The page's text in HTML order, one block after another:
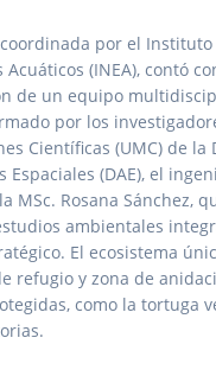
por el
Acuáticos (INEA), contó
de un equipo
por los
Científicas (UMC) de la
Espaciales (DAE), el
MSc. Rosana Sánchez,
ambientales
El ecosistema
refugio y zona de
como la tortuga